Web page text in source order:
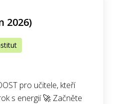
2026)
pro učitele, kteří
s energií 🚀 Začněte